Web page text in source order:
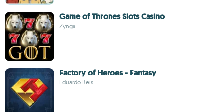
Game of Thrones Slots Casino
Zynga
Factory of Heroes - Fantasy
Eduardo Reis